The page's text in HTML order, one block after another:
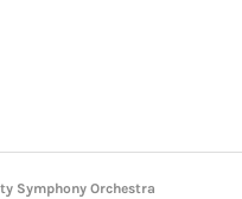
Symphony Orchestra